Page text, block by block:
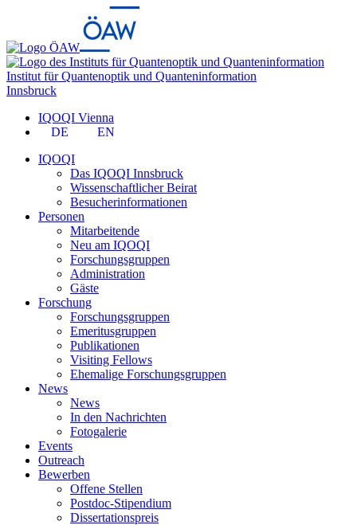
Institut für Quantenoptik und Quanteninformation
Innsbruck
IQOQI Vienna
DE
EN
IQOQI
Das IQOQI Innsbruck
Wissenschaftlicher Beirat
Besucherinformationen
Personen
Mitarbeitende
Neu am IQOQI
Forschungsgruppen
Administration
Gäste
Forschung
Forschungsgruppen
Emeritusgruppen
Publikationen
Visiting Fellows
Ehemalige Forschungsgruppen
News
News
In den Nachrichten
Fotogalerie
Events
Outreach
Bewerben
Offene Stellen
Postdoc-Stipendium
Dissertationspreis